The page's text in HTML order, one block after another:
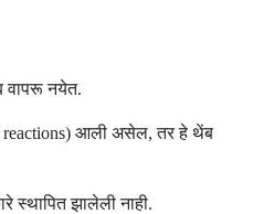
वापरू नयेत.
reactions) आली असेल, तर हे थेंब
स्थापित झालेली नाही.